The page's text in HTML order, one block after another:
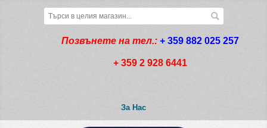
Позвънете на тел.: + 359 882 025 257
+ 359 2 928 6441
За Нас